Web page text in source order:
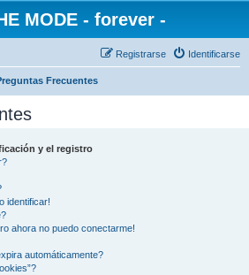
MODE - forever -
Identificarse
Registrarse
Frecuentes
y el registro
identificar!
ahora no puedo conectarme!
automáticamente?